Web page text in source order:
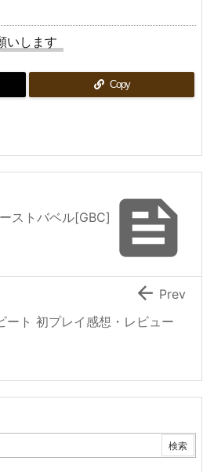
いします
Copy

ストバベル[GBC]
ート 初プレイ感想・レビュー
 Prev